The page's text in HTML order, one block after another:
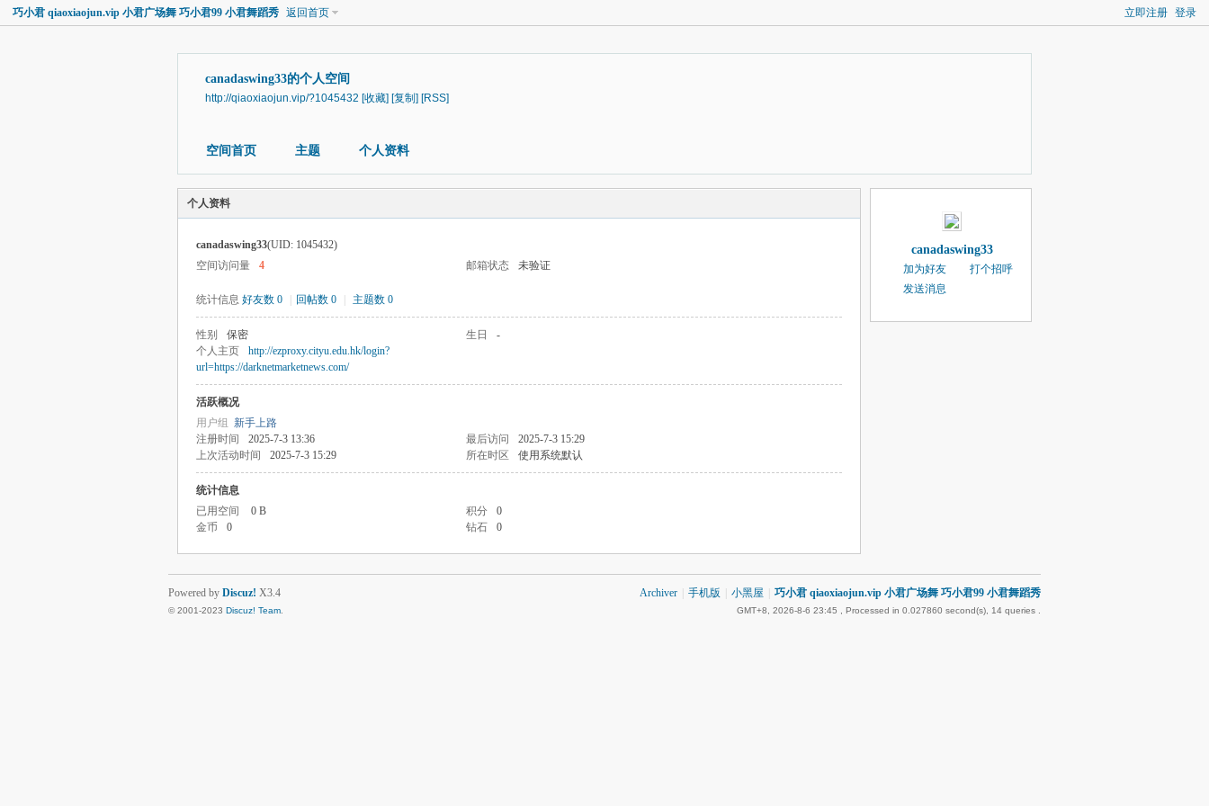
立即注册 登录
巧小君 qiaoxiaojun.vip 小君广场舞 巧小君99 小君舞蹈秀 返回首页
canadaswing33的个人空间
http://qiaoxiaojun.vip/?1045432 [收藏] [复制] [RSS]
空间首页 主题 个人资料
个人资料
canadaswing33(UID: 1045432)
空间访问量
4 邮箱状态 未验证
统计信息 好友数 0 回帖数 0 主题数 0
性别 保密 生日
-
个人主页
http://ezproxy.cityu.edu.hk/login?
url=https://darknetmarketnews.com/
活跃概况
用户组 新手上路
注册时间
2025-7-3 13:36 最后访问
2025-7-3 15:29
上次活动时间
2025-7-3 15:29 所在时区 使用系统默认
统计信息
已用空间
0 B 积分
0
金币
0 钻石 0
canadaswing33
加为好友
打个招呼
发送消息
Archiver 手机版 小黑屋 巧小君 qiaoxiaojun.vip 小君广场舞 巧小君99 小君舞蹈秀
GMT+8, 2026-8-6 23:45 , Processed in 0.027860 second(s), 14 queries .
Powered by Discuz! X3.4
© 2001-2023 Discuz! Team